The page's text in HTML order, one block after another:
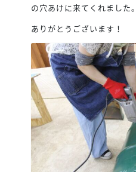
の穴あけに来てくれました。
ありがとうございます！